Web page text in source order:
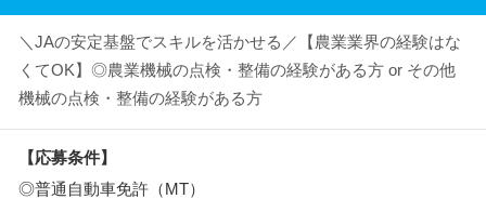
＼JAの安定基盤でスキルを活かせる／【農業業界の経験はな
くてOK】◎農業機械の点検・整備の経験がある方 or その他
機械の点検・整備の経験がある方
【応募条件】
◎普通自動車免許（MT）